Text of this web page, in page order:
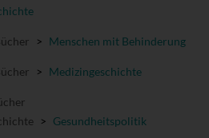
> Menschen mit Behinderung
> Medizingeschichte
> Gesundheitspolitik